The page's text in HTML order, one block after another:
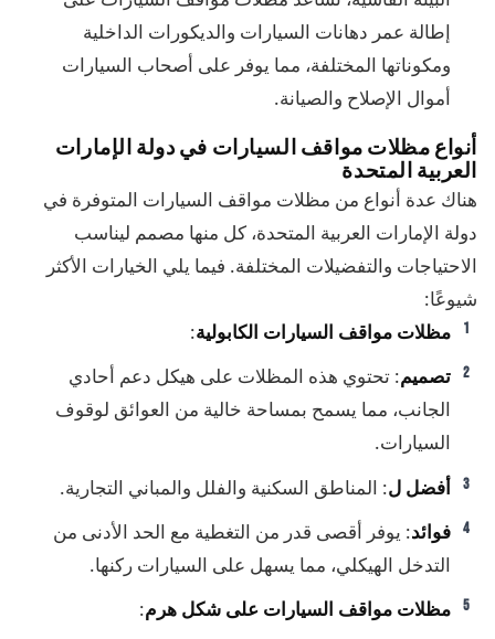
إطالة عمر دهانات السيارات والديكورات الداخلية
ومكوناتها المختلفة، مما يوفر على أصحاب السيارات
أموال الإصلاح والصيانة.
أنواع مظلات مواقف السيارات في دولة الإمارات
العربية المتحدة
هناك عدة أنواع من مظلات مواقف السيارات المتوفرة في
دولة الإمارات العربية المتحدة، كل منها مصمم ليناسب
الاحتياجات والتفضيلات المختلفة. فيما يلي الخيارات الأكثر
شيوعًا:
مظلات مواقف السيارات الكابولية:
تصميم: تحتوي هذه المظلات على هيكل دعم أحادي
الجانب، مما يسمح بمساحة خالية من العوائق لوقوف
السيارات.
أفضل ل: المناطق السكنية والفلل والمباني التجارية.
فوائد: يوفر أقصى قدر من التغطية مع الحد الأدنى من
التدخل الهيكلي، مما يسهل على السيارات ركنها.
مظلات مواقف السيارات على شكل هرم: